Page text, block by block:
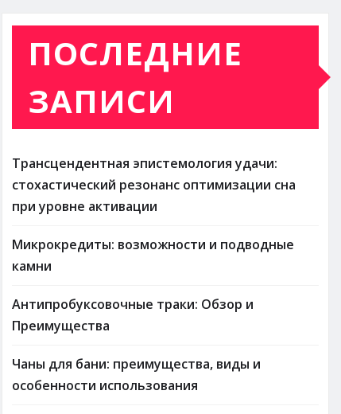
ПОСЛЕДНИЕ
ЗАПИСИ
Трансцендентная эпистемология удачи:
стохастический резонанс оптимизации сна
при уровне активации
Микрокредиты: возможности и подводные
камни
Антипробуксовочные траки: Обзор и
Преимущества
Чаны для бани: преимущества, виды и
особенности использования